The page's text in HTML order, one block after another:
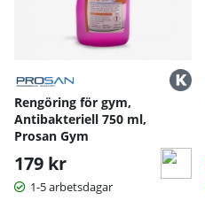
Rengöring för gym,
Antibakteriell 750 ml,
Prosan Gym
179 kr
1-5 arbetsdagar